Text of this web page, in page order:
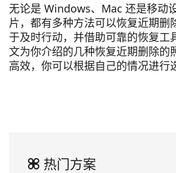
无论是 Windows、Mac 还是移动
片，都有多种方法可以恢复近期删
于及时行动，并借助可靠的恢复工
文为你介绍的几种恢复近期删除的
高效，你可以根据自己的情况进行
热门方案